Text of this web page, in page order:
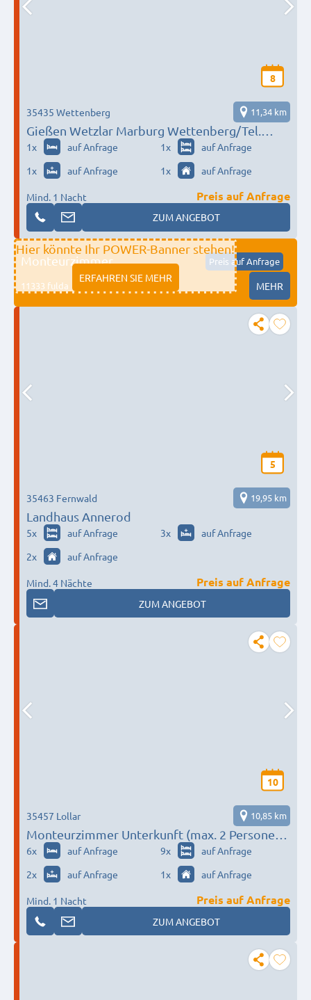
8
Gießen Wetzlar Marburg Wettenberg/Tel.
‭‭01776781501
35435 Wettenberg 11,34 km
1x auf Anfrage 1x
auf Anfrage
1x auf Anfrage 1x auf Anfrage
Mind. 1 Nacht
Preis auf Anfrage
ZUM ANGEBOT
Hier könnte Ihr POWER-Banner stehen!
ERFAHREN SIE MEHR
Monteurzimmer Preis auf Anfrage
11333 fulda MEHR
5
Landhaus Annerod
35463 Fernwald 19,95 km
5x auf Anfrage 3x
auf Anfrage
2x auf Anfrage
Mind. 4 Nächte
Preis auf Anfrage
ZUM ANGEBOT
10
Monteurzimmer Unterkunft (max. 2 Personen
pro Bad) Lollar Gießen
35457 Lollar 10,85 km
6x auf Anfrage 9x
auf Anfrage
2x auf Anfrage 1x auf Anfrage
Mind. 1 Nacht
Preis auf Anfrage
ZUM ANGEBOT